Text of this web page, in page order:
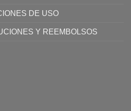
DE USO
Y REEMBOLSOS